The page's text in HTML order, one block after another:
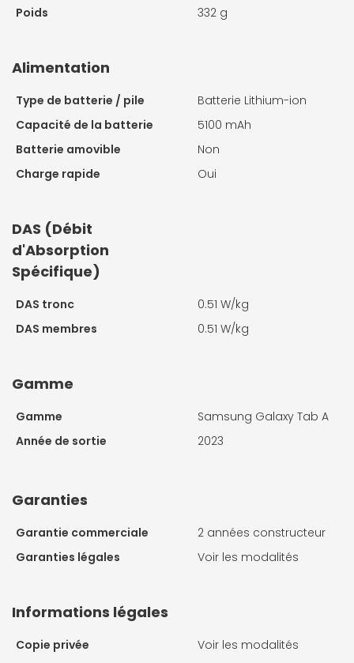
Poids
332 g
Alimentation
Type de batterie / pile
Batterie Lithium-ion
Capacité de la batterie
5100 mAh
Batterie amovible
Non
Charge rapide
Oui
DAS (Débit
d'Absorption
Spécifique)
DAS tronc
0.51 W/kg
DAS membres
0.51 W/kg
Gamme
Gamme
Samsung Galaxy Tab A
Année de sortie
2023
Garanties
Garantie commerciale
2 années constructeur
Garanties légales
Voir les modalités
Informations légales
Copie privée Voir les modalités